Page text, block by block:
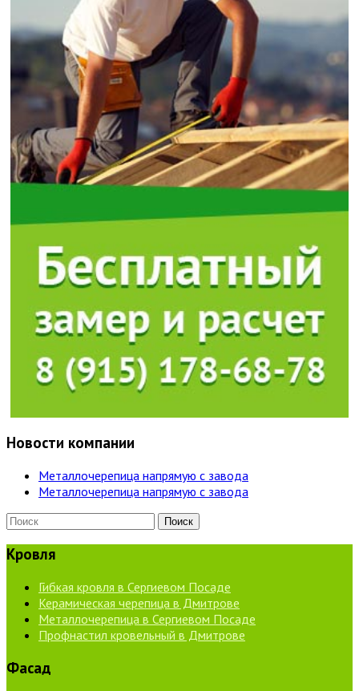
Новости компании
Металлочерепица напрямую с завода
Металлочерепица напрямую с завода
Кровля
Гибкая кровля в Сергиевом Посаде
Керамическая черепица в Дмитрове
Металлочерепица в Сергиевом Посаде
Профнастил кровельный в Дмитрове
Фасад